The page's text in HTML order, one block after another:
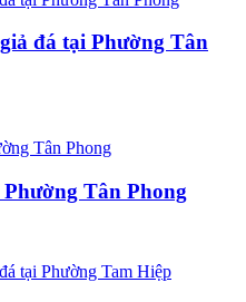
đá tại Phường Tân
Tân Phong